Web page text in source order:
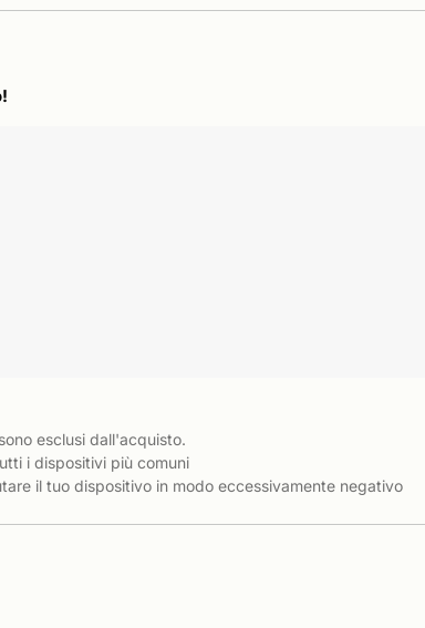
esclusi dall'acquisto.
i dispositivi più comuni
il tuo dispositivo in modo eccessivamente negativo